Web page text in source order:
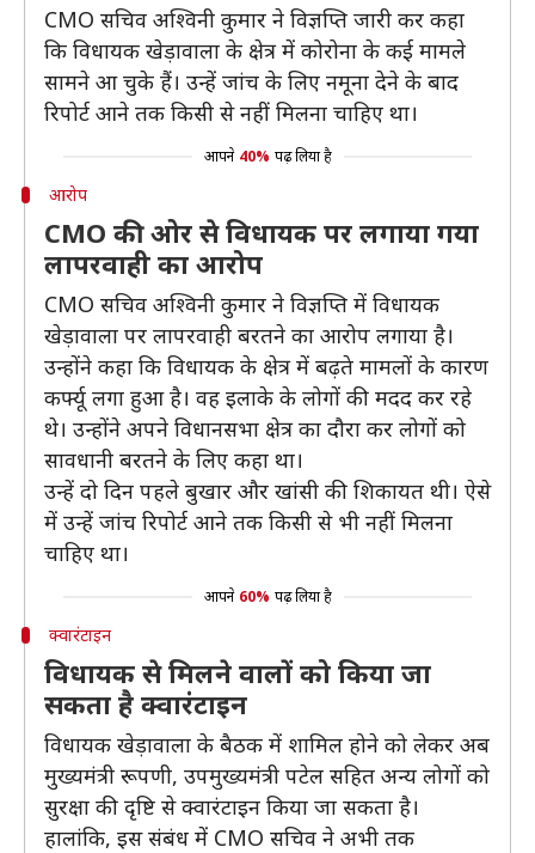
CMO सचिव अश्विनी कुमार ने विज्ञप्ति जारी कर कहा
कि विधायक खेड़ावाला के क्षेत्र में कोरोना के कई मामले
सामने आ चुके हैं। उन्हें जांच के लिए नमूना देने के बाद
रिपोर्ट आने तक किसी से नहीं मिलना चाहिए था।
आपने 40% पढ़ लिया है
आरोप
CMO की ओर से विधायक पर लगाया गया
लापरवाही का आरोप
CMO सचिव अश्विनी कुमार ने विज्ञप्ति में विधायक
खेड़ावाला पर लापरवाही बरतने का आरोप लगाया है।
उन्होंने कहा कि विधायक के क्षेत्र में बढ़ते मामलों के कारण
कर्फ्यू लगा हुआ है। वह इलाके के लोगों की मदद कर रहे
थे। उन्होंने अपने विधानसभा क्षेत्र का दौरा कर लोगों को
सावधानी बरतने के लिए कहा था।
उन्हें दो दिन पहले बुखार और खांसी की शिकायत थी। ऐसे
में उन्हें जांच रिपोर्ट आने तक किसी से भी नहीं मिलना
चाहिए था।
आपने 60% पढ़ लिया है
क्वारंटाइन
विधायक से मिलने वालों को किया जा
सकता है क्वारंटाइन
विधायक खेड़ावाला के बैठक में शामिल होने को लेकर अब
मुख्यमंत्री रूपणी, उपमुख्यमंत्री पटेल सहित अन्य लोगों को
सुरक्षा की दृष्टि से क्वारंटाइन किया जा सकता है।
हालांकि, इस संबंध में CMO सचिव ने अभी तक